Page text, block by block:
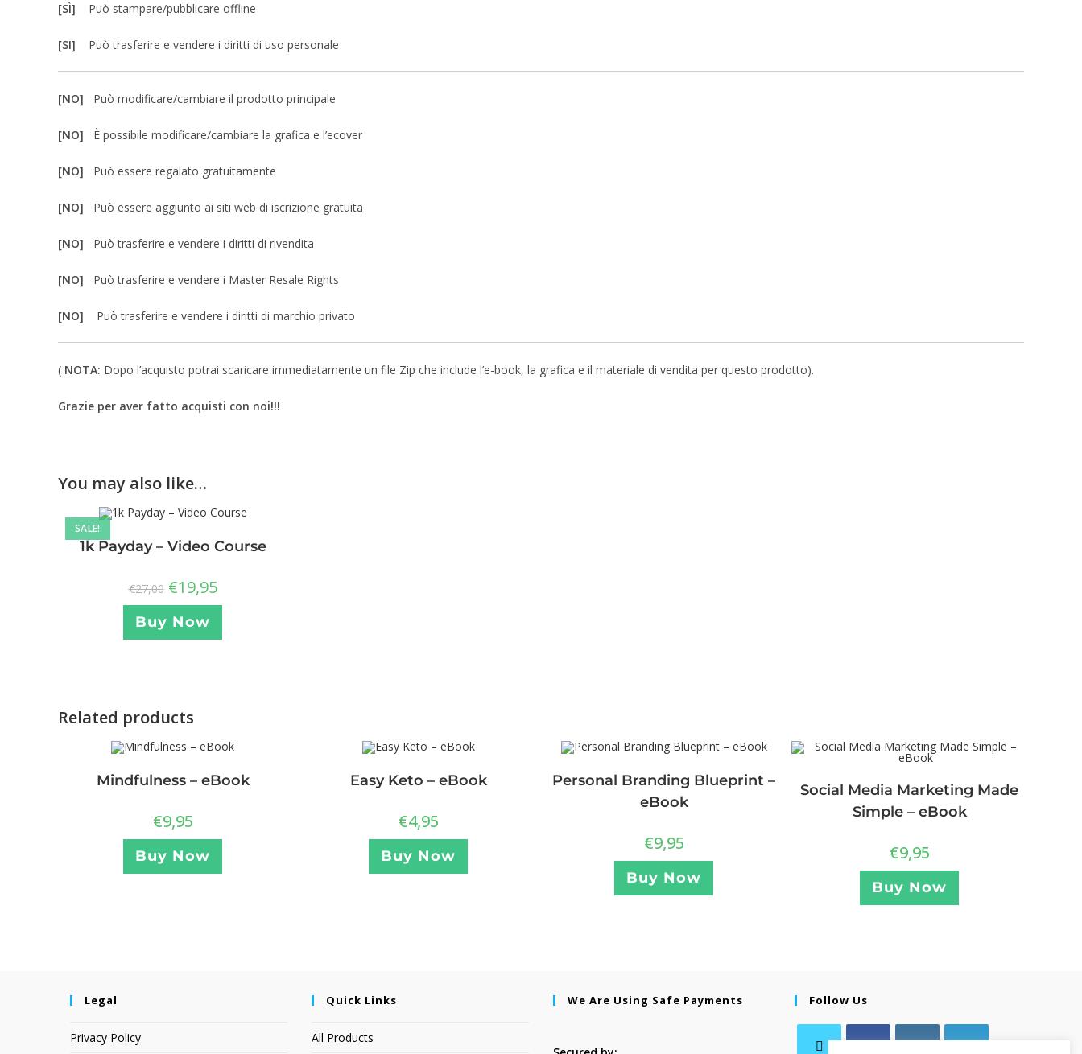
[SÌ] Può stampare/pubblicare offline
[SI] Può trasferire e vendere i diritti di uso personale
[NO] Può modificare/cambiare il prodotto principale
[NO] È possibile modificare/cambiare la grafica e l’ecover
[NO] Può essere regalato gratuitamente
[NO] Può essere aggiunto ai siti web di iscrizione gratuita
[NO] Può trasferire e vendere i diritti di rivendita
[NO] Può trasferire e vendere i Master Resale Rights
[NO] Può trasferire e vendere i diritti di marchio privato
( NOTA: Dopo l’acquisto potrai scaricare immediatamente un file Zip che include l’e-book, la grafica e il materiale di vendita per questo prodotto).
Grazie per aver fatto acquisti con noi!!!
You may also like…
SALE!
1k Payday – Video Course
€27,00 €19,95
Buy Now
Related products
Mindfulness – eBook
€9,95
Buy Now
Easy Keto – eBook
€4,95
Buy Now
Personal Branding Blueprint –
eBook
€9,95
Buy Now
Social Media Marketing Made
Simple – eBook
€9,95
Buy Now
Legal
Privacy Policy
Quick Links
All Products
We Are Using Safe Payments Follow Us